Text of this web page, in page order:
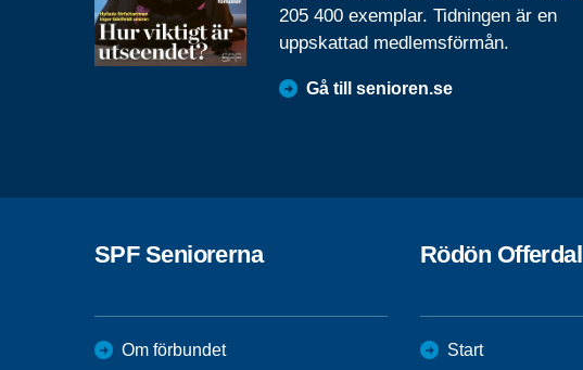
205 400 exemplar. Tidningen är en
uppskattad medlemsförmån.
Gå till senioren.se
SPF Seniorerna
Om förbundet
Rödön Offerdal
Start